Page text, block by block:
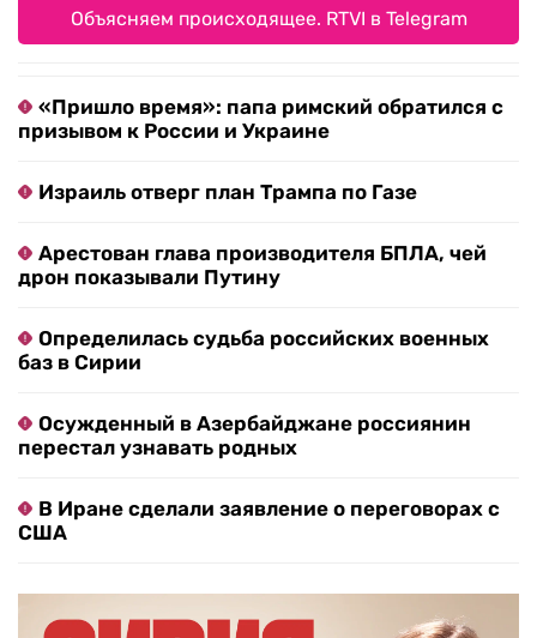
Объясняем происходящее. RTVI в Telegram
«Пришло время»: папа римский обратился с
призывом к России и Украине
Израиль отверг план Трампа по Газе
Арестован глава производителя БПЛА, чей
дрон показывали Путину
Определилась судьба российских военных
баз в Сирии
Осужденный в Азербайджане россиянин
перестал узнавать родных
В Иране сделали заявление о переговорах с
США